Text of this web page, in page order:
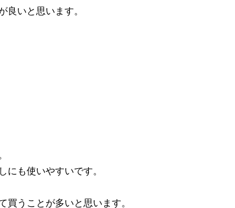
良いと思います。
にも使いやすいです。
うことが多いと思います。